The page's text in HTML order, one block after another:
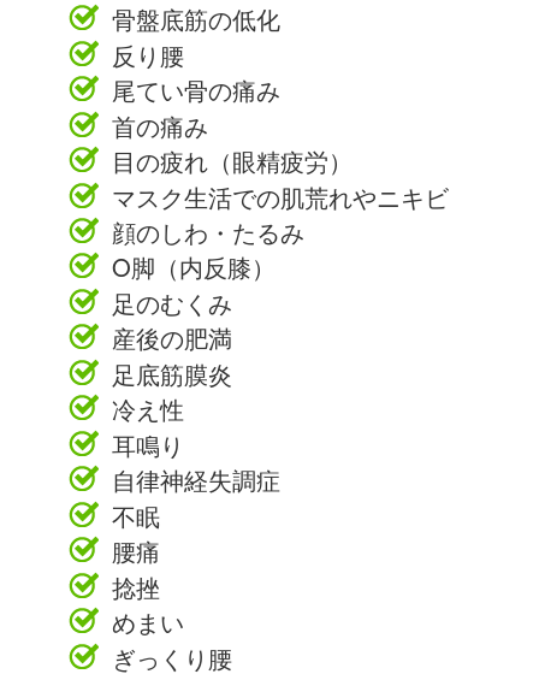
骨盤底筋の低化
反り腰
尾てい骨の痛み
首の痛み
目の疲れ（眼精疲労）
マスク生活での肌荒れやニキビ
顔のしわ・たるみ
O脚（内反膝）
足のむくみ
産後の肥満
足底筋膜炎
冷え性
耳鳴り
自律神経失調症
不眠
腰痛
捻挫
めまい
ぎっくり腰